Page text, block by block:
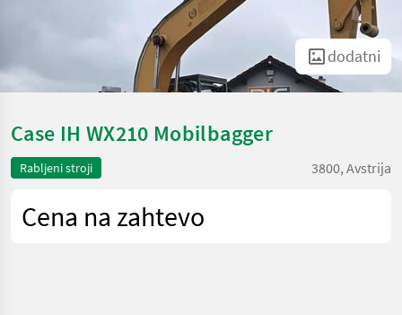
dodatni
Case IH WX210 Mobilbagger
Rabljeni stroji 3800, Avstrija
Cena na zahtevo